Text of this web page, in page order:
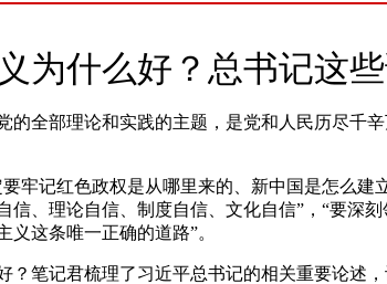
为什么好？总书记这
全部理论和实践的主题，是党和人民历尽千辛
记红色政权是从哪里来的、新中国是怎么建
信、理论自信、制度自信、文化自信”，“要深
这条唯一正确的道路”。
笔记君梳理了习近平总书记的相关重要论述，